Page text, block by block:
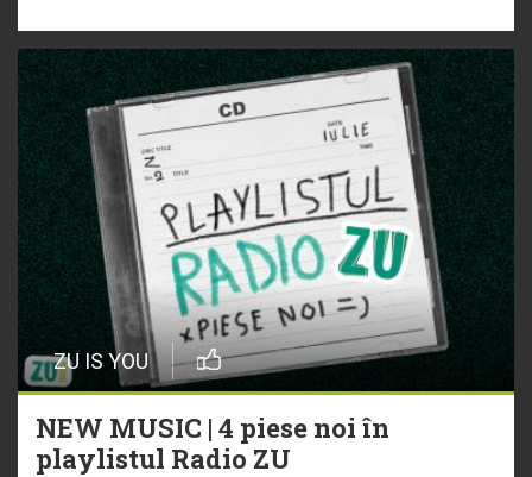
ZU IS YOU
NEW MUSIC | 4 piese noi în
playlistul Radio ZU